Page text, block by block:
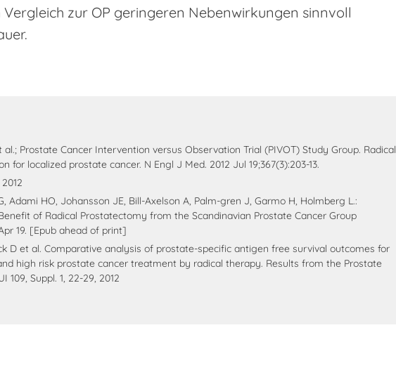
zur OP geringeren Nebenwirkungen sinnvoll
Prostate Cancer Intervention versus Observation Trial (PIVOT) Study Group. Radical
for localized prostate cancer. N Engl J Med. 2012 Jul 19;367(3):203-13.
Adami HO, Johansson JE, Bill-Axelson A, Palm-gren J, Garmo H, Holmberg L.:
of Radical Prostatectomy from the Scandinavian Prostate Cancer Group
19. [Epub ahead of print]
D et al. Comparative analysis of prostate-specific antigen free survival outcomes for
high risk prostate cancer treatment by radical therapy. Results from the Prostate
109, Suppl. 1, 22-29, 2012